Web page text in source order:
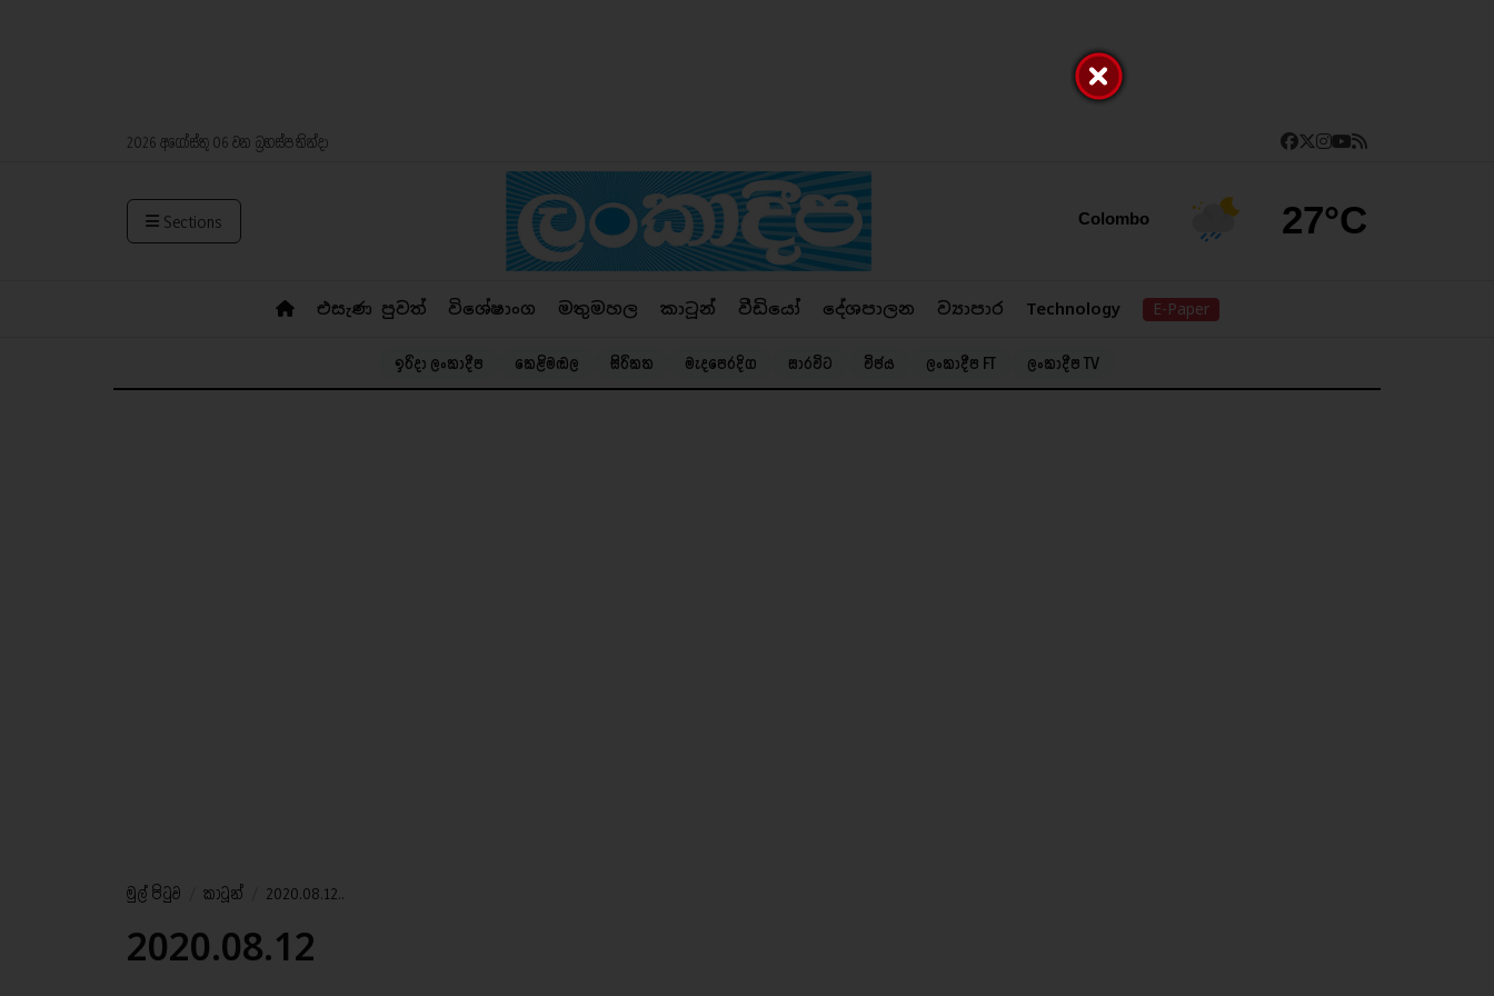
2026 අගෝස්තු 06 වන බ්‍රහස්පතින්දා
Sections Colombo 27°C
එසැණ පුවත් විශේෂාංග මතුමහල කාටූන් වීඩියෝ දේශපාලන ව්‍යාපාර Technology E-Paper
ඉරිදා ලංකාදීප කෙළිමඬල සිරිකත මැදපෙරදිග සාරවිට විජය ලංකාදීප FT ලංකාදීප TV
මුල් පිටුව කාටූන් 2020.08.12..
2020.08.12